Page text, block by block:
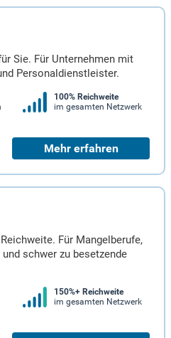
Sie. Für Unternehmen mit
Personaldienstleister.
100% Reichweite
im gesamten Netzwerk
Mehr erfahren
Für Mangelberufe,
schwer zu besetzende
150%+ Reichweite
im gesamten Netzwerk